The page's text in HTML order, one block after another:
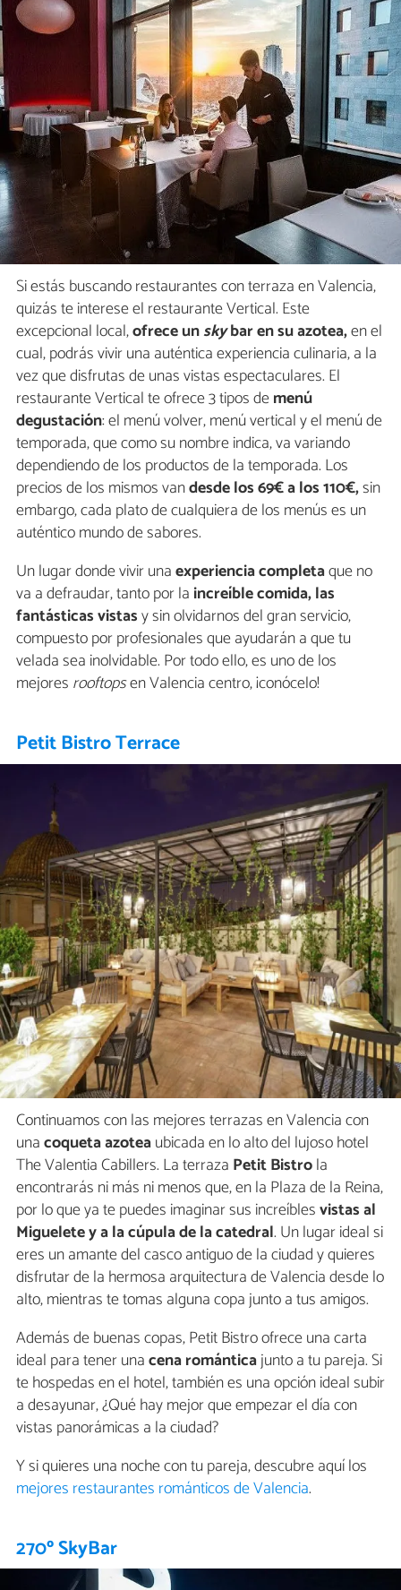
Si estás buscando restaurantes con terraza en Valencia,
quizás te interese el restaurante Vertical. Este
excepcional local,ofrece unskybar en su azotea,en el
cual, podrás vivir una auténtica experiencia culinaria, a la
vez que disfrutas de unas vistas espectaculares. El
restaurante Vertical te ofrece 3 tipos demenú
degustación: el menú volver, menú vertical y el menú de
temporada, que como su nombre indica, va variando
dependiendo de los productos de la temporada. Los
precios de los mismos vandesde los 69€ a los 110€,sin
embargo, cada plato de cualquiera de los menús es un
auténtico mundo de sabores.
Un lugar donde vivir unaexperiencia completaque no
va a defraudar, tanto por la increíble comida, las
fantásticas vistasy sin olvidarnos del gran servicio,
compuesto por profesionales que ayudarán a que tu
velada sea inolvidable. Por todo ello, es uno de los
mejores rooftopsen Valencia centro, ¡conócelo!
Petit Bistro Terrace
Continuamos con las mejores terrazas en Valencia con
unacoqueta azoteaubicada en lo alto del lujoso hotel
The Valentia Cabillers. La terraza Petit Bistrola
encontrarás ni más ni menos que, en la Plaza de la Reina,
por lo que ya te puedes imaginar sus increíblesvistas al
Miguelete y a la cúpula de la catedral. Un lugar ideal si
eres un amante del casco antiguo de la ciudad y quieres
disfrutar de la hermosa arquitectura de Valencia desde lo
alto, mientras te tomas alguna copa junto a tus amigos.
Además de buenas copas, Petit Bistro ofrece una carta
ideal para tener unacena románticajunto a tu pareja. Si
te hospedas en el hotel, también es una opción ideal subir
a desayunar, ¿Qué hay mejor que empezar el día con
vistas panorámicas a la ciudad?
Y si quieres una noche con tu pareja, descubre aquí los
mejores restaurantes románticos de Valencia.
270º SkyBar